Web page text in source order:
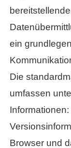
ein
Die
umfassen
Browser und